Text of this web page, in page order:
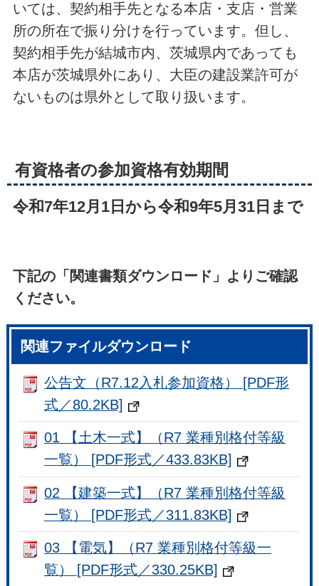
いては、契約相手先となる本店・支店・営業
所の所在で振り分けを行っています。但し、
契約相手先が結城市内、茨城県内であっても
本店が茨城県外にあり、大臣の建設業許可が
ないものは県外として取り扱います。
有資格者の参加資格有効期間
令和7年12月1日から令和9年5月31日まで
下記の「関連書類ダウンロード」よりご確認
ください。
関連ファイルダウンロード
公告文（R7.12入札参加資格） [PDF形
式／80.2KB]
01 【土木一式】（R7 業種別格付等級
一覧） [PDF形式／433.83KB]
02 【建築一式】（R7 業種別格付等級
一覧） [PDF形式／311.83KB]
03 【電気】（R7 業種別格付等級一
覧） [PDF形式／330.25KB]